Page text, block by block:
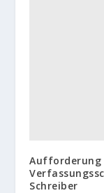
Aufforderung
Schreiber